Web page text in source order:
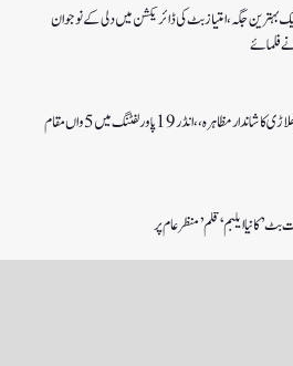
بہترین جگہ ،امتیاز بٹ کی ڈائریکشن میں دلی کے نوجوان
قومی سطح پر کشمیری کھلاڑی کا شاندار مظاہرہ،،انڈر19پاور لفٹنگ میں5واں مقام
بٹ’ کانیا ایلبم ‘قلم’ منظر عام پر